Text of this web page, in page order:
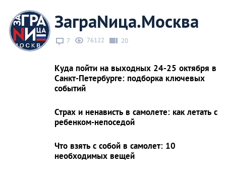
ЗаграNица.Москва
7 76122 20
Куда пойти на выходных 24-25 октября в
Санкт-Петербурге: подборка ключевых
событий
Страх и ненависть в самолете: как летать с
ребенком-непоседой
Что взять с собой в самолет: 10
необходимых вещей